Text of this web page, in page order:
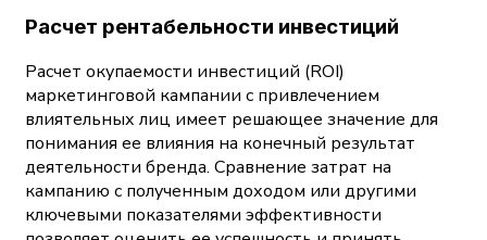
Расчет рентабельности инвестиций
Расчет окупаемости инвестиций (ROI)
маркетинговой кампании с привлечением
влиятельных лиц имеет решающее значение для
понимания ее влияния на конечный результат
деятельности бренда. Сравнение затрат на
кампанию с полученным доходом или другими
ключевыми показателями эффективности